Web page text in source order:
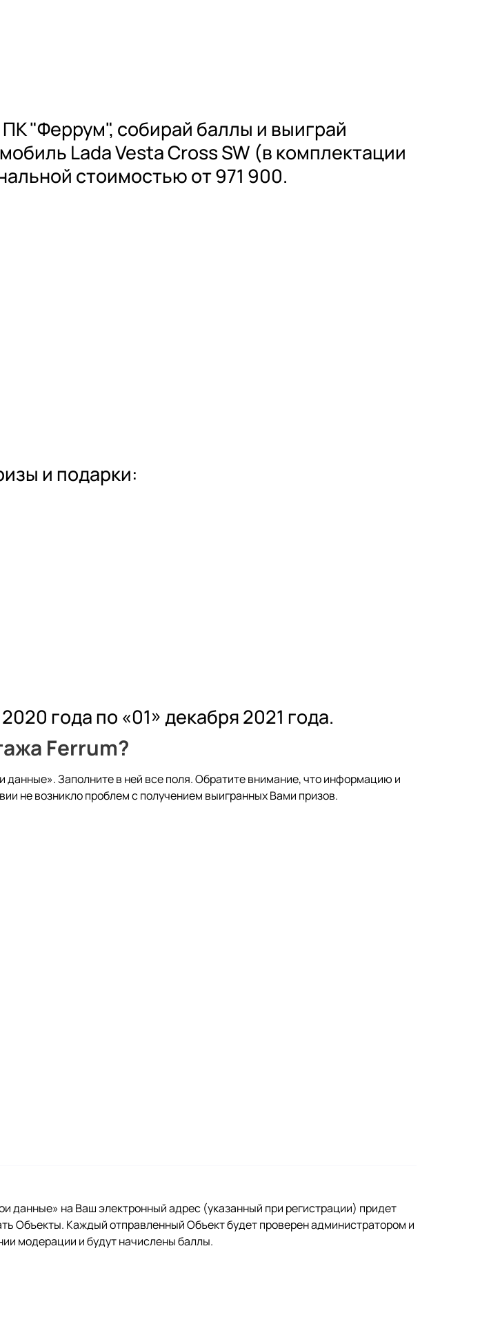
"Феррум", собирай баллы и выиграй
Lada Vesta Cross SW (в комплектации
стоимостью от 971 900.
и подарки:
года по «01» декабря 2021 года.
Ferrum?
данные». Заполните в ней все поля. Обратите внимание, что информацию и
не возникло проблем с получением выигранных Вами призов.
данные» на Ваш электронный адрес (указанный при регистрации) придет
Объекты. Каждый отправленный Объект будет проверен администратором и
модерации и будут начислены баллы.